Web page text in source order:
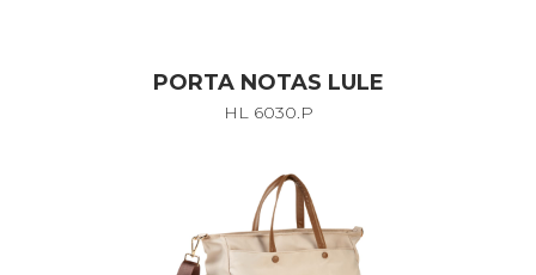
PORTA NOTAS LULE
HL 6030.P